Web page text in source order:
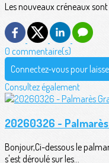
Les nouveaux créneaux
0 commentaire(s)
Connectez-vous pour
Consultez également
20260326 -
Bonjour,Ci-dessous le
s'est déroulé sur les...